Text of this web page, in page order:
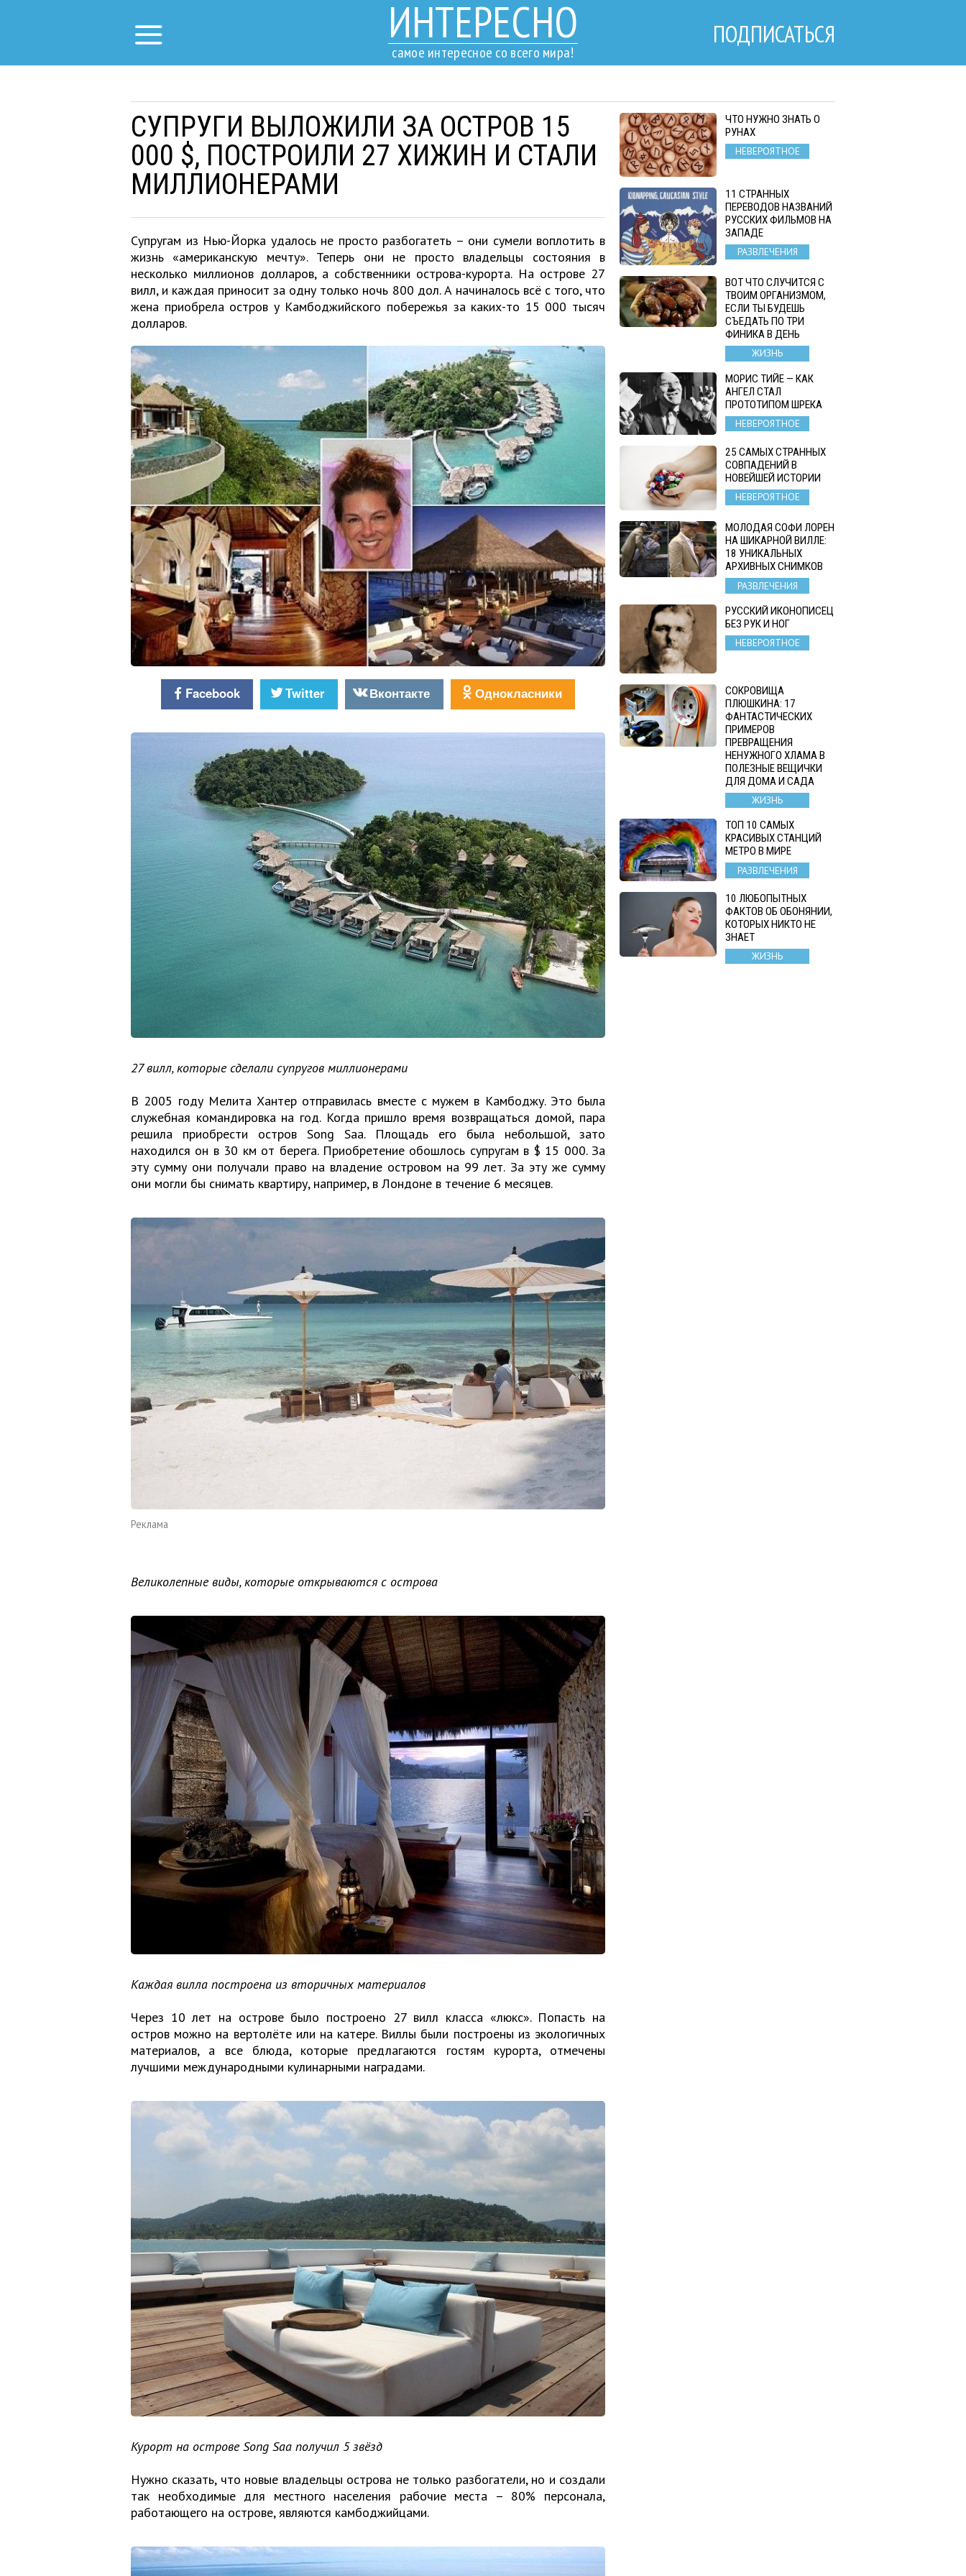
ИНТЕРЕСНО
самое интересное со всего мира!
ПОДПИСАТЬСЯ
СУПРУГИ ВЫЛОЖИЛИ ЗА ОСТРОВ 15
000 $, ПОСТРОИЛИ 27 ХИЖИН И СТАЛИ
МИЛЛИОНЕРАМИ
Супругам из Нью-Йорка удалось не просто разбогатеть – они сумели воплотить в
жизнь «американскую мечту». Теперь они не просто владельцы состояния в
несколько миллионов долларов, а собственники острова-курорта. На острове 27
вилл, и каждая приносит за одну только ночь 800 дол. А начиналось всё с того, что
жена приобрела остров у Камбоджийского побережья за каких-то 15 000 тысяч
долларов.
Facebook Twitter Вконтакте Однокласники
27 вилл, которые сделали супругов миллионерами
В 2005 году Мелита Хантер отправилась вместе с мужем в Камбоджу. Это была
служебная командировка на год. Когда пришло время возвращаться домой, пара
решила приобрести остров Song Saa. Площадь его была небольшой, зато
находился он в 30 км от берега. Приобретение обошлось супругам в $ 15 000. За
эту сумму они получали право на владение островом на 99 лет. За эту же сумму
они могли бы снимать квартиру, например, в Лондоне в течение 6 месяцев.
Реклама
Великолепные виды, которые открываются с острова
Каждая вилла построена из вторичных материалов
Через 10 лет на острове было построено 27 вилл класса «люкс». Попасть на
остров можно на вертолёте или на катере. Виллы были построены из экологичных
материалов, а все блюда, которые предлагаются гостям курорта, отмечены
лучшими международными кулинарными наградами.
Курорт на острове Song Saa получил 5 звёзд
Нужно сказать, что новые владельцы острова не только разбогатели, но и создали
так необходимые для местного населения рабочие места – 80% персонала,
работающего на острове, являются камбоджийцами.
ЧТО НУЖНО ЗНАТЬ О
РУНАХ
НЕВЕРОЯТНОЕ
11 СТРАННЫХ
ПЕРЕВОДОВ НАЗВАНИЙ
РУССКИХ ФИЛЬМОВ НА
ЗАПАДЕ
РАЗВЛЕЧЕНИЯ
ВОТ ЧТО СЛУЧИТСЯ С
ТВОИМ ОРГАНИЗМОМ,
ЕСЛИ ТЫ БУДЕШЬ
СЪЕДАТЬ ПО ТРИ
ФИНИКА В ДЕНЬ
ЖИЗНЬ
МОРИС ТИЙЕ — КАК
АНГЕЛ СТАЛ
ПРОТОТИПОМ ШРЕКА
НЕВЕРОЯТНОЕ
25 САМЫХ СТРАННЫХ
СОВПАДЕНИЙ В
НОВЕЙШЕЙ ИСТОРИИ
НЕВЕРОЯТНОЕ
МОЛОДАЯ СОФИ ЛОРЕН
НА ШИКАРНОЙ ВИЛЛЕ:
18 УНИКАЛЬНЫХ
АРХИВНЫХ СНИМКОВ
РАЗВЛЕЧЕНИЯ
РУССКИЙ ИКОНОПИСЕЦ
БЕЗ РУК И НОГ
НЕВЕРОЯТНОЕ
СОКРОВИЩА
ПЛЮШКИНА: 17
ФАНТАСТИЧЕСКИХ
ПРИМЕРОВ
ПРЕВРАЩЕНИЯ
НЕНУЖНОГО ХЛАМА В
ПОЛЕЗНЫЕ ВЕЩИЧКИ
ДЛЯ ДОМА И САДА
ЖИЗНЬ
ТОП 10 САМЫХ
КРАСИВЫХ СТАНЦИЙ
МЕТРО В МИРЕ
РАЗВЛЕЧЕНИЯ
10 ЛЮБОПЫТНЫХ
ФАКТОВ ОБ ОБОНЯНИИ,
КОТОРЫХ НИКТО НЕ
ЗНАЕТ
ЖИЗНЬ